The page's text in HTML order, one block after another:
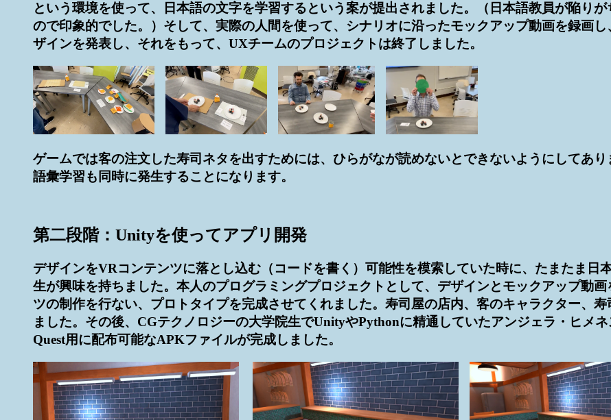
という環境を使って、日本語の文字を学習するという案が提出されました。（日本語教員が陥り
ので印象的でした。）そして、実際の人間を使って、シナリオに沿ったモックアップ動画を録画
ザインを発表し、それをもって、UXチームのプロジェクトは終了しました。
ゲームでは客の注文した寿司ネタを出すためには、ひらがなが読めないとできないようにしてあり
語彙学習も同時に発生することになります。
第二段階：Unityを使ってアプリ開発
デザインをVRコンテンツに落とし込む（コードを書く）可能性を模索していた時に、たまたま日
生が興味を持ちました。本人のプログラミングプロジェクトとして、デザインとモックアップ動
ツの制作を行ない、プロトタイプを完成させてくれました。寿司屋の店内、客のキャラクター、
ました。その後、CGテクノロジーの大学院生でUnityやPythonに精通していたアンジェラ・ヒメ
Quest用に配布可能なAPKファイルが完成しました。